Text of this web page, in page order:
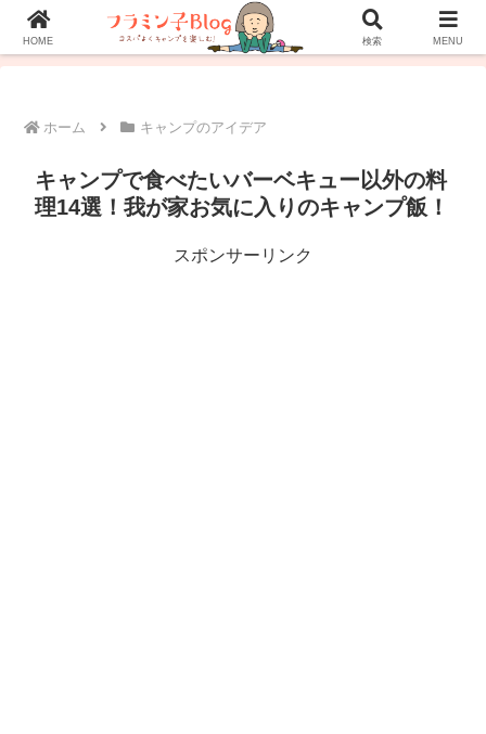
プロフィール お問い合わせ
ホーム キャンプのアイデア
キャンプで食べたいバーベキュー以外の料
理14選！我が家お気に入りのキャンプ飯！
スポンサーリンク
HOME 検索 MENU